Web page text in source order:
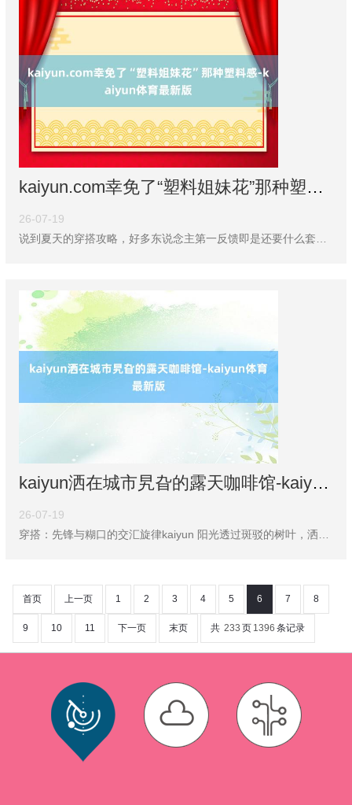
kaiyun.com幸免了“塑料姐妹花”那种塑料感-kaiyun体育最新版
26-07-19
kaiyun洒在城市旯旮的露天咖啡馆-kaiyun体育最新版
26-07-19
首页 上一页 1 2 3 4 5 6 7 8
9 10 11 下一页 末页 共 233 页 1396 条记录